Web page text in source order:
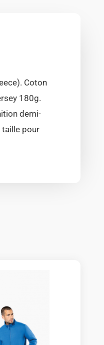
Coton
180g.
demi-
taille pour